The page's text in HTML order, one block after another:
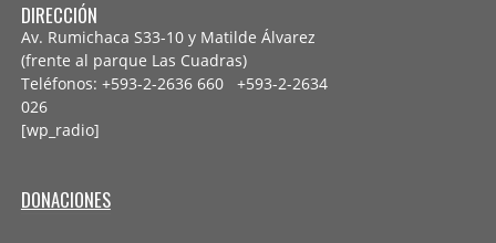
DIRECCIÓN
Av. Rumichaca S33-10 y Matilde Álvarez
(frente al parque Las Cuadras)
Teléfonos: +593-2-2636 660 +593-2-2634
026
[wp_radio]
DONACIONES